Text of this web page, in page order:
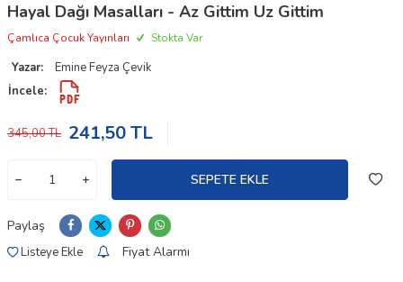
Hayal Dağı Masalları - Az Gittim Uz Gittim
Çamlıca Çocuk Yayınları Stokta Var
Yazar:
Emine Feyza Çevik
İncele:
345,00TL 241,50TL
SEPETE EKLE
Paylaş
Listeye Ekle Fiyat Alarmı